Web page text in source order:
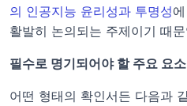
의 인공지능 윤리성과 투명성
활발히 논의되는 주제이기 때
필수로 명기되어야 할 주요 요소
어떤 형태의 확인서든 다음과